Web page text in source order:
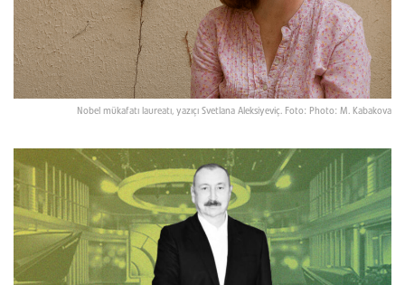
Nobel mükafatı laureatı, yazıçı Svetlana Aleksiyeviç. Foto: Photo: M. Kabakova